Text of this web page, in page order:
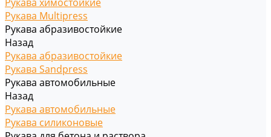
Рукава Multipress
Рукава абразивостойкие
Назад
Рукава абразивостойкие
Рукава Sandpress
Рукава автомобильные
Назад
Рукава автомобильные
Рукава силиконовые